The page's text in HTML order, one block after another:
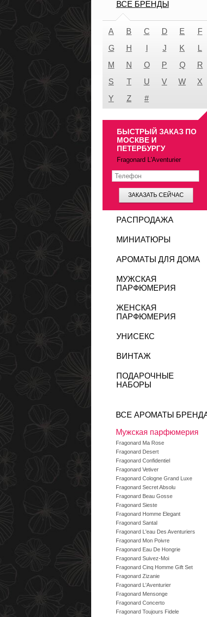
ВСЕ БРЕНДЫ
A B C D E
F
G
H J K
L
M
N O P Q
R
S
T U V W
X
Y
Z #
БЫСТРЫЙ ЗАКАЗ ПО
МОСКВЕ И
ПЕТЕРБУРГУ
Fragonard L'Aventurier
ЗАКАЗАТЬ СЕЙЧАС
РАСПРОДАЖА
МИНИАТЮРЫ
АРОМАТЫ ДЛЯ ДОМА
МУЖСКАЯ
ПАРФЮМЕРИЯ
ЖЕНСКАЯ
ПАРФЮМЕРИЯ
УНИСЕКС
ВИНТАЖ
ПОДАРОЧНЫЕ
НАБОРЫ
ВСЕ АРОМАТЫ
Мужская парфюмерия
Fragonard Ma Rose
Fragonard Desert
Fragonard Confidentiel
Fragonard Vetiver
Fragonard Cologne Grand Luxe
Fragonard Secret Absolu
Fragonard Beau Gosse
Fragonard Sieste
Fragonard Homme Elegant
Fragonard Santal
Fragonard L'eau Des Aventuriers
Fragonard Mon Poivre
Fragonard Eau De Hongrie
Fragonard Suivez-Moi
Fragonard Cinq Homme Gift Set
Fragonard Zizanie
Fragonard L'Aventurier
Fragonard Mensonge
Fragonard Concerto
Fragonard Toujours Fidele